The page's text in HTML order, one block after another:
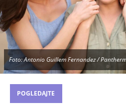
Foto: Antonio Guillem Fernandez /
POGLEDAJTE